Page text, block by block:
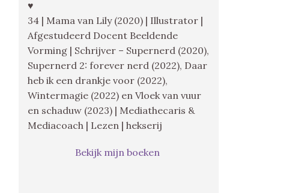
♥
34 | Mama van Lily (2020) | Illustrator |
Afgestudeerd Docent Beeldende
Vorming | Schrijver – Supernerd (2020),
Supernerd 2: forever nerd (2022), Daar
heb ik een drankje voor (2022),
Wintermagie (2022) en Vloek van vuur
en schaduw (2023) | Mediathecaris &
Mediacoach | Lezen | hekserij
Bekijk mijn boeken